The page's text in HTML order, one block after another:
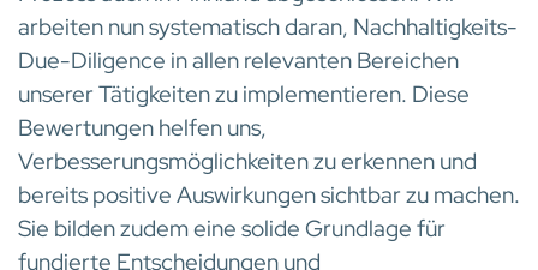
arbeiten nun systematisch daran, Nachhaltigkeits-
Due-Diligence in allen relevanten Bereichen
unserer Tätigkeiten zu implementieren. Diese
Bewertungen helfen uns,
Verbesserungsmöglichkeiten zu erkennen und
bereits positive Auswirkungen sichtbar zu machen.
Sie bilden zudem eine solide Grundlage für
fundierte Entscheidungen und